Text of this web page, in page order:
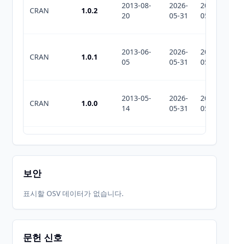
CRAN 1.0.2
2013-08-
20
2026-
05-31
2026-
05-31
CRAN 1.0.1
2013-06-
05
2026-
05-31
2026-
05-31
CRAN 1.0.0
2013-05-
14
2026-
05-31
2026-
05-31
2013-04-
16
2026-
05-31
2026-
05-31
CRAN 1.2.0
보안
표시할 OSV 데이터가 없습니다.
문헌 신호